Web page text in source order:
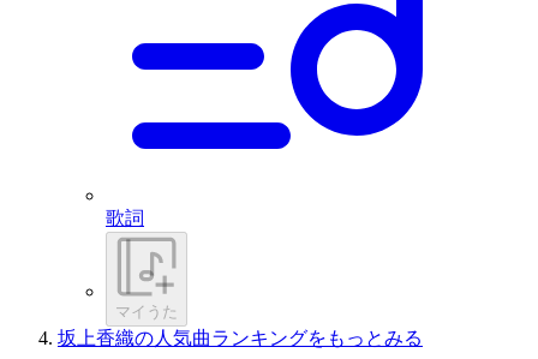
歌詞
マイうた
坂上香織の人気曲ランキングをもっとみる